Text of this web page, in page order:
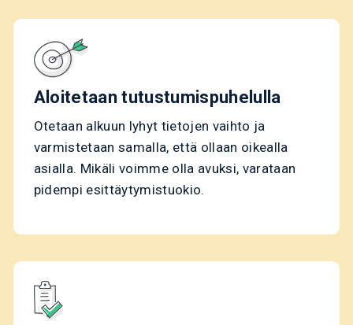
Aloitetaan tutustumispuhelulla
Otetaan alkuun lyhyt tietojen vaihto ja
varmistetaan samalla, että ollaan oikealla
asialla. Mikäli voimme olla avuksi, varataan
pidempi esittäytymistuokio.